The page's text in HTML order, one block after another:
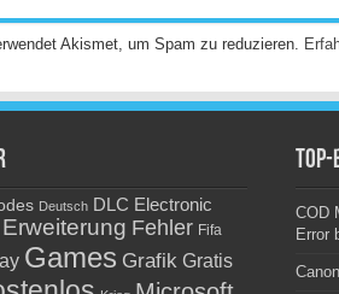
Akismet, um Spam zu reduzieren.
Deutsch DLC Electronic
Erweiterung Fehler Fifa
Games Grafik Gratis
COD
Error